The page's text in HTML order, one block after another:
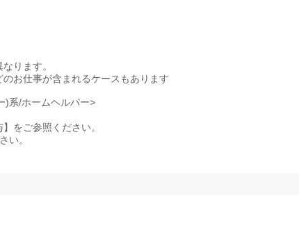
ります。
お仕事が含まれるケースもあります
)系/ホームヘルパー>
をご参照ください。
い。